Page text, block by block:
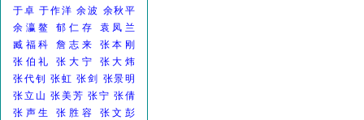
于卓 于作洋 余波 余秋平
余瀛鳌
郁仁存
袁凤兰
臧福科
詹志来
张本刚
张伯礼
张大宁
张大炜
张代钊
张虹 张剑
张景明
张立山 张美芳 张宁 张倩
张声生
张胜容
张文彭